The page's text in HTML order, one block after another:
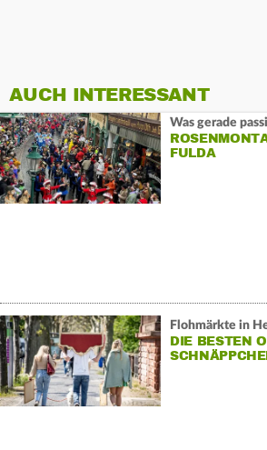
AUCH INTERESSANT
Was gerade
FULDA
Flohmärkte in
DIE BESTEN